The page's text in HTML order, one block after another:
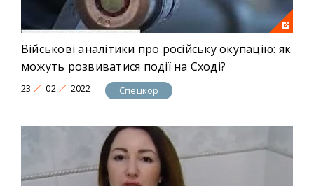
Військові аналітики про російську окупацію: як
можуть розвиватися події на Сході?
23 02 2022 Спецкор